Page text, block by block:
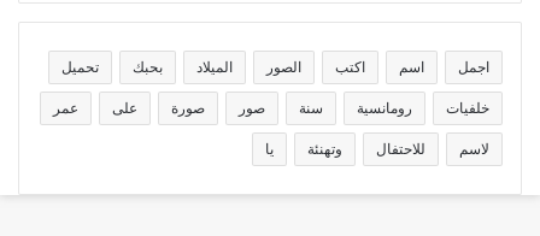
اجمل اسم اكتب الصور الميلاد بحبك تحميل
خلفيات رومانسية سنة صور صورة على عمر
لاسم للاحتفال وتهنئة يا